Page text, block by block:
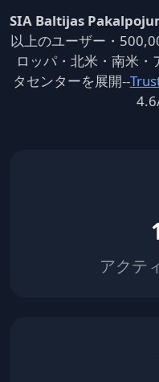
SIA Baltijas
以上のユーザー・
ロッパ・北米・南米
タセンターを展開--
アクテ